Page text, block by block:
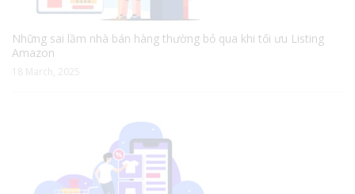
Những sai lầm nhà bán hàng thường bỏ qua khi tối ưu Listing
Amazon
18 March, 2025